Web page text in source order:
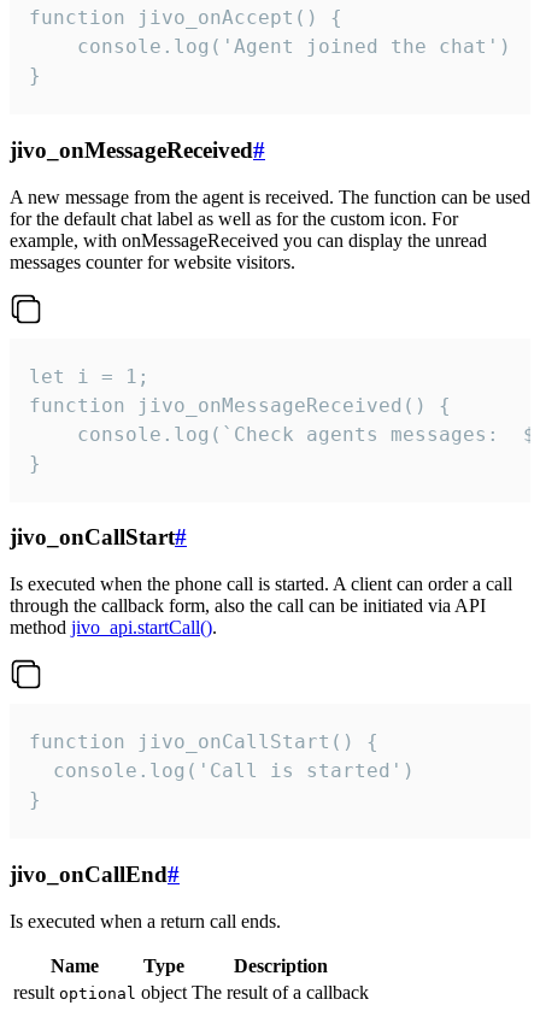
function jivo_onAccept() {
}
jivo_onMessageReceived#
A new message from the agent is received. The function can be used
for the default chat label as well as for the custom icon. For
example, with onMessageReceived you can display the unread
messages counter for website visitors.
let i = 1;
function jivo_onMessageReceived() {
}
jivo_onCallStart#
Is executed when the phone call is started. A client can order a call
through the callback form, also the call can be initiated via API
method jivo_api.startCall().
function jivo_onCallStart() {
  console.log('Call is started')
}
jivo_onCallEnd#
Is executed when a return call ends.
Name Type
Description
result optional object The result of a callback